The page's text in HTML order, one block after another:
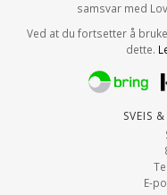
samsvar med
Ved at du fortsetter å
dette.
Sveis
E-